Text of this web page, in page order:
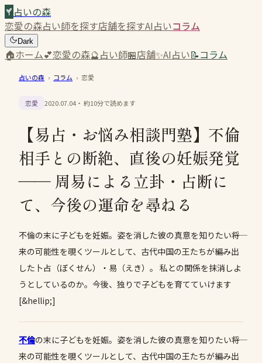
占いの森
恋愛の森占い師を探す店舗を探すAI占いコラム
Dark
🏠ホーム💕恋愛の森🔮占い師🏪店舗✨AI占い📝コラム
占いの森 › コラム › 恋愛
恋愛 2020.07.04 ・ 約10分で読めます
【易占・お悩み相談門塾】不倫
相手との断絶、直後の妊娠発覚
―― 周易による立卦・占断に
て、今後の運命を尋ねる
不倫の末に子どもを妊娠。姿を消した彼の真意を知りたい――将
来の可能性を覗くツールとして、古代中国の王たちが編み出
した卜占（ぼくせん）・易（えき）。 私との関係を抹消しよ
うとしているのか。今後、独りで子どもを育てていけます
[&hellip;]
不倫の末に子どもを妊娠。姿を消した彼の真意を知りたい――将
来の可能性を覗くツールとして、古代中国の王たちが編み出